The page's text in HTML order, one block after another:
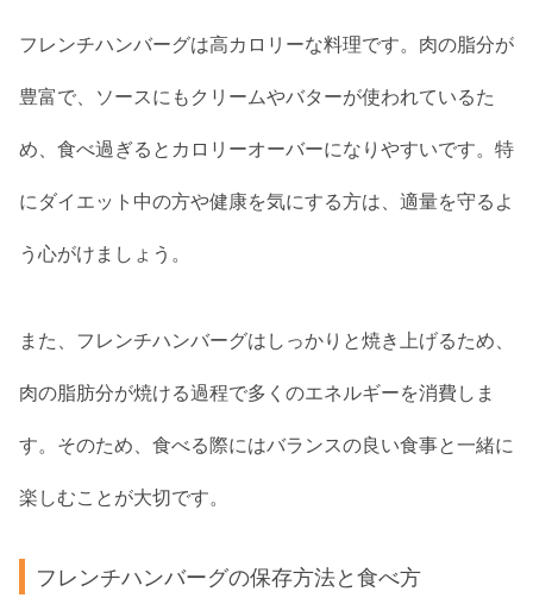
フレンチハンバーグは高カロリーな料理です。肉の脂分が
豊富で、ソースにもクリームやバターが使われているた
め、食べ過ぎるとカロリーオーバーになりやすいです。特
にダイエット中の方や健康を気にする方は、適量を守るよ
う心がけましょう。
また、フレンチハンバーグはしっかりと焼き上げるため、
肉の脂肪分が焼ける過程で多くのエネルギーを消費しま
す。そのため、食べる際にはバランスの良い食事と一緒に
楽しむことが大切です。
フレンチハンバーグの保存方法と食べ方